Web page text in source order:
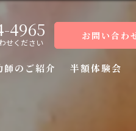
4965
せください
お問い合わ
師のご紹介 半額体験会